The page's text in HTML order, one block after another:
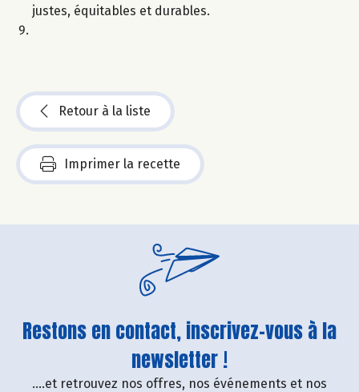
justes, équitables et durables.
Retour à la liste
Imprimer la recette
Restons en contact, inscrivez-vous à la
newsletter !
....et retrouvez nos offres, nos événements et nos